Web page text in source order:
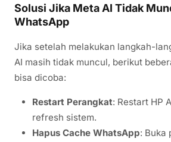
Solusi Jika Meta AI Tidak
WhatsApp
Jika setelah melakukan langkah-
AI masih tidak muncul, berikut
bisa dicoba:
Restart Perangkat: Restart HP
refresh sistem.
Hapus Cache WhatsApp: Buka